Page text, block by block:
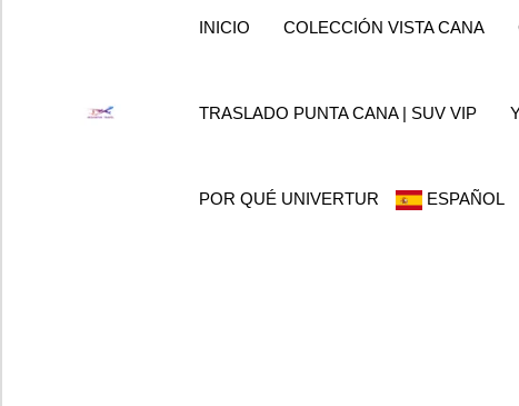
INICIO COLECCIÓN VISTA CANA
TRASLADO PUNTA CANA | SUV VIP
POR QUÉ UNIVERTUR ESPAÑOL